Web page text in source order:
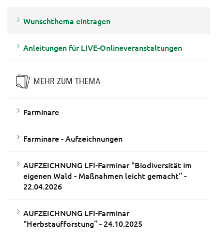
Wunschthema eintragen
Anleitungen für LIVE-Onlineveranstaltungen
MEHR ZUM THEMA
Farminare
Farminare - Aufzeichnungen
AUFZEICHNUNG LFI-Farminar "Biodiversität im
eigenen Wald - Maßnahmen leicht gemacht“ -
22.04.2026
AUFZEICHNUNG LFI-Farminar
"Herbstaufforstung“ - 24.10.2025